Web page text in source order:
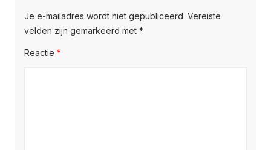
Je e-mailadres wordt niet gepubliceerd. Vereiste
velden zijn gemarkeerd met *
Reactie *